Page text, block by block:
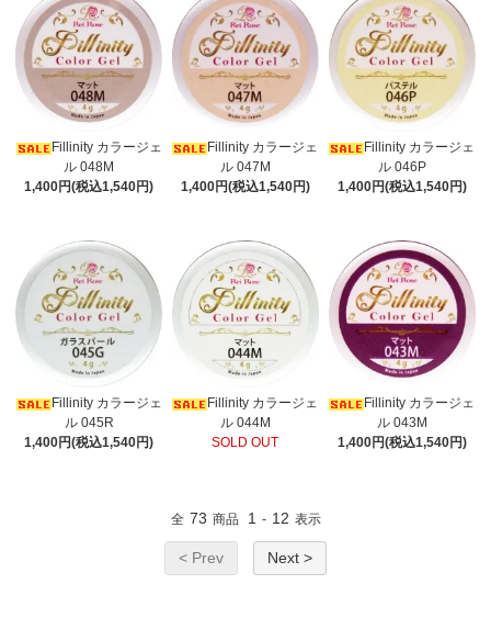
Fillinity カラージェ
ル 048M
1,400円(税込1,540円)
Fillinity カラージェ
ル 047M
1,400円(税込1,540円)
Fillinity カラージェ
ル 046P
1,400円(税込1,540円)
Fillinity カラージェ
ル 045R
1,400円(税込1,540円)
Fillinity カラージェ
ル 044M
SOLD OUT
Fillinity カラージェ
ル 043M
1,400円(税込1,540円)
全 73 商品 1 - 12 表示
< Prev Next >